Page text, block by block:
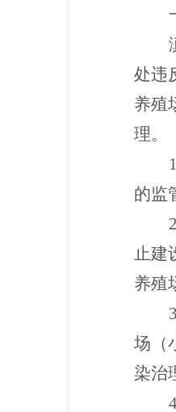
处违
养殖
理。
的监
止建
养殖
场（
染治